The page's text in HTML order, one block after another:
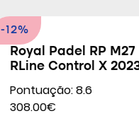
-12%
Royal Padel RP M27
RLine Control X
Pontuação: 8.6
308.00€